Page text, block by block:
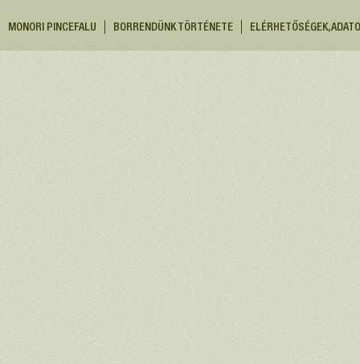
MONORI PINCEFALU BORRENDÜNK TÖRTÉNETE ELÉRHETŐSÉGEK,